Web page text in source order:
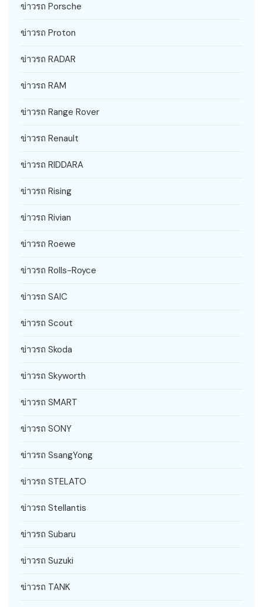
ข่าวรถ Porsche
ข่าวรถ Proton
ข่าวรถ RADAR
ข่าวรถ RAM
ข่าวรถ Range Rover
ข่าวรถ Renault
ข่าวรถ RIDDARA
ข่าวรถ Rising
ข่าวรถ Rivian
ข่าวรถ Roewe
ข่าวรถ Rolls-Royce
ข่าวรถ SAIC
ข่าวรถ Scout
ข่าวรถ Skoda
ข่าวรถ Skyworth
ข่าวรถ SMART
ข่าวรถ SONY
ข่าวรถ SsangYong
ข่าวรถ STELATO
ข่าวรถ Stellantis
ข่าวรถ Subaru
ข่าวรถ Suzuki
ข่าวรถ TANK